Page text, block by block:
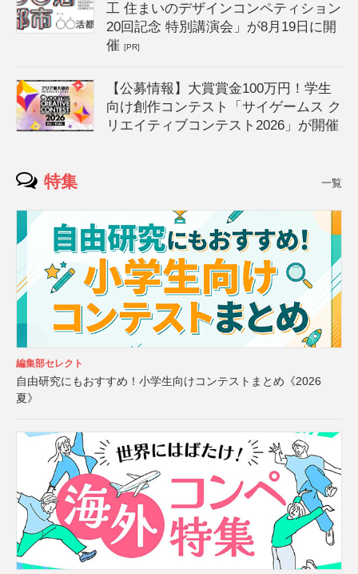
工 住まいのデザインコンペティション
20回記念 特別講演会」が8月19日に開
催[PR]
【公募情報】大賞賞金100万円！学生
向け創作コンテスト「サイゲームス ク
リエイティブコンテスト2026」が開催
特集 一覧
編集部セレクト
自由研究にもおすすめ！小学生向けコンテストまとめ《2026
夏》